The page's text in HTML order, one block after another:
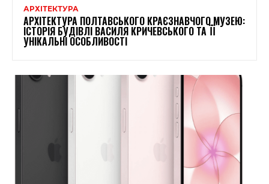
АРХІТЕКТУРА
АРХІТЕКТУРА ПОЛТАВСЬКОГО КРАЄЗНАВЧОГО МУЗЕЮ:
ІСТОРІЯ БУДІВЛІ ВАСИЛЯ КРИЧЕВСЬКОГО ТА ЇЇ
УНІКАЛЬНІ ОСОБЛИВОСТІ